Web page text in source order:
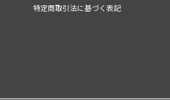
特定商取引法に基づく表記